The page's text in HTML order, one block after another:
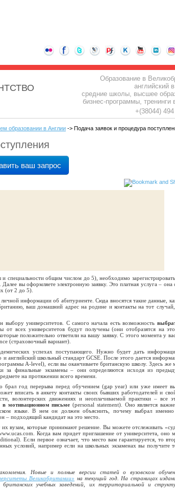
Образование в
английский
средние школы, высшее
бизнес-программы, тренинги
+(38044)
образовании в Англии -> Подача заявок и процедура
ваш запрос
специальности общим числом до 5), необходимо
Далее вы оформляете электронную заявку. Это платная услуга – она
(от 2 до 5).
информации об абитуриенте. Сюда вносятся такие данные,
ваш домашний адрес на родине и контакты на тот
университетов. С самого начала есть возможность
от всех университетов будут получены (они отобразятся на
положительно ответили на вашу заявку. С этого момента у
(страховочный вариант).
успехах поступающего. Нужно будет дать
английский школьный стандарт GCSE. После этого дается
A-level), если вы оканчиваете британскую школу. Здесь же
за финальные экзамены – они определяются исходя из
на протяжении всего времени.
брал год перерыва перед обучением (gap year) или уже имеет
вписать в анкету контакты своих бывших работодателей и
волонтерских движениях и неоплачиваемой практики – все
в мотивационном письме (personal statement). Оно является
языке. В нем он должен объяснить, почему выбрал именно
– подходящий кандидат на это место.
их вузам, которые принимают решение. Вы можете отслеживать
Когда вам придет приглашение от университета, оно
Если первое означает, что место вам гарантируется, то
условий, например если на школьных экзаменах вы получите
Новые и полные версии статей о вузовском
Великобритании» на текущий год. На страницах
учебных заведений, их территориальной и